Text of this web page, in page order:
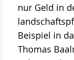
nur Geld in
Beispiel in
Thomas